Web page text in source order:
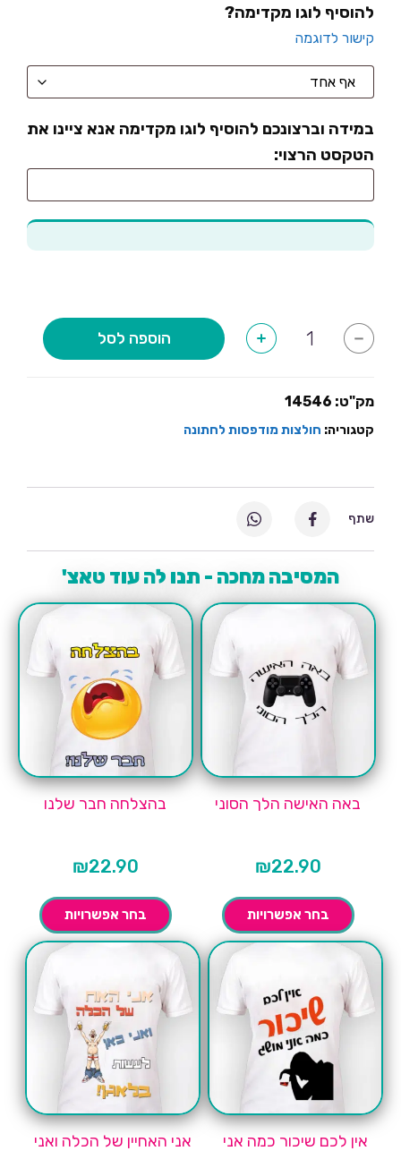
להוסיף לוגו מקדימה?
קישור לדוגמה
במידה וברצונכם להוסיף לוגו מקדימה אנא ציינו את
הטקסט הרצוי:
-
של
דודה
+ הוספה לסל
מק"ט: 14546
קטגוריה: חולצות מודפסות לחתונה
המסיבה מחכה - תנו לה עוד טאצ'
באה האישה הלך הסוני
₪22.90
בחר אפשרויות
בהצלחה חבר שלנו
₪22.90
בחר אפשרויות
אין לכם שיכור כמה אני
אני האחיין של הכלה ואני
שתף